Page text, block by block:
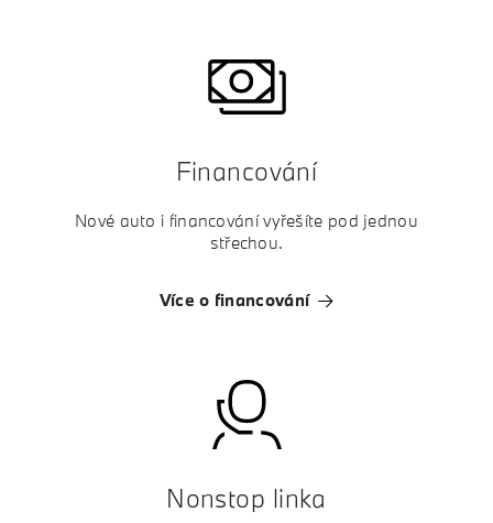
Financování
Nové auto i financování vyřešíte pod jednou
střechou.
Více o financování
Nonstop linka